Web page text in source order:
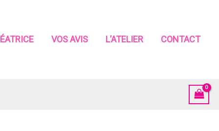
VOS AVIS L’ATELIER CONTACT